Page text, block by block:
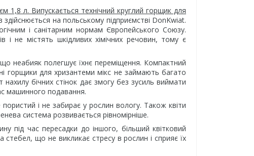
1,8 л. Випускається технічний круглий горщик для
на польському підприємстві DonKwiat.
і санітарним нормам Європейського Союзу.
і не містять шкідливих хімічних речовин, тому є
неабияк полегшує їхнє переміщення. Компактний
горщики для хризантеми мікс не займають багато
бічних стінок дає змогу без зусиль виймати
машинного подавання.
і не забирає у рослин вологу. Також квіти
система розвивається рівномірніше.
під час пересадки до іншого, більший квітковий
що не викликає стресу в рослин і сприяє їх